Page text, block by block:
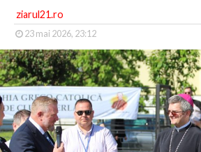
ziarul21.ro
23 mai 2026, 23:12